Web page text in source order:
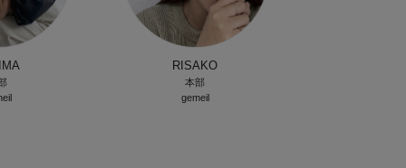
RISAKO
本部
gemeil